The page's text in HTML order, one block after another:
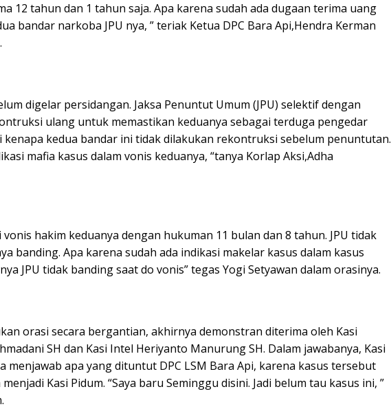
12 tahun dan 1 tahun saja. Apa karena sudah ada dugaan terima uang
bandar narkoba JPU nya, ” teriak Ketua DPC Bara Api,Hendra Kerman
digelar persidangan. Jaksa Penuntut Umum (JPU) selektif dengan
ulang untuk memastikan keduanya sebagai terduga pengedar
kenapa kedua bandar ini tidak dilakukan rekontruksi sebelum penuntutan.
mafia kasus dalam vonis keduanya, “tanya Korlap Aksi,Adha
vonis hakim keduanya dengan hukuman 11 bulan dan 8 tahun. JPU tidak
banding. Apa karena sudah ada indikasi makelar kasus dalam kasus
JPU tidak banding saat do vonis” tegas Yogi Setyawan dalam orasinya.
orasi secara bergantian, akhirnya demonstran diterima oleh Kasi
SH dan Kasi Intel Heriyanto Manurung SH. Dalam jawabanya, Kasi
menjawab apa yang dituntut DPC LSM Bara Api, karena kasus tersebut
Kasi Pidum. “Saya baru Seminggu disini. Jadi belum tau kasus ini, ”